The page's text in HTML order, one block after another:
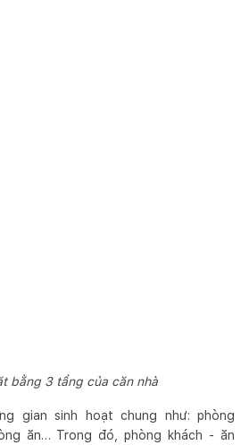
bằng 3 tầng của căn nhà
gian sinh hoạt chung như: phòng
ăn… Trong đó, phòng khách - ăn